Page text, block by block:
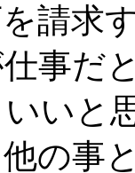
請求
事だ
いと
の事